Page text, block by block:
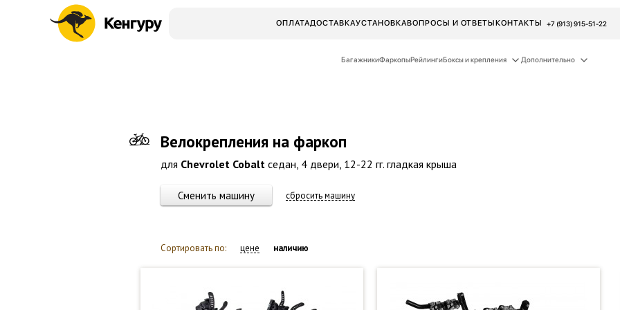
ОПЛАТАДОСТАВКАУСТАНОВКАВОПРОСЫ И ОТВЕТЫКОНТАКТЫ +7 (913) 915-51-22
БагажникиФаркопыРейлингиБоксы и крепления Дополнительно
Велокрепления на фаркоп
для Chevrolet Cobalt седан, 4 двери, 12-22 гг. гладкая крыша
Сменить машину сбросить машину
Сортировать по: цене наличию